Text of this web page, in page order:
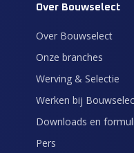
Over Bouwselect
Over Bouwselect
Onze branches
Werving & Selectie
Werken bij
Downloads en
Pers